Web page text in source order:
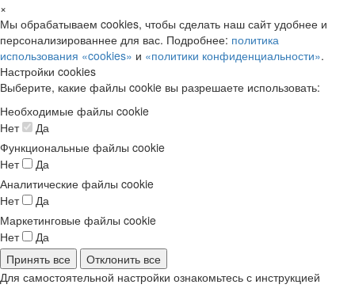
×
Мы обрабатываем cookies, чтобы сделать наш сайт удобнее и
персонализированнее для вас. Подробнее: политика
использования «cookies» и «политики конфиденциальности».
Настройки cookies
Выберите, какие файлы cookie вы разрешаете использовать:
Необходимые файлы cookie
Нет
Да
Функциональные файлы cookie
Нет
Да
Аналитические файлы cookie
Нет
Да
Маркетинговые файлы cookie
Нет
Да
Принять все
Отклонить все
Для самостоятельной настройки ознакомьтесь с инструкцией